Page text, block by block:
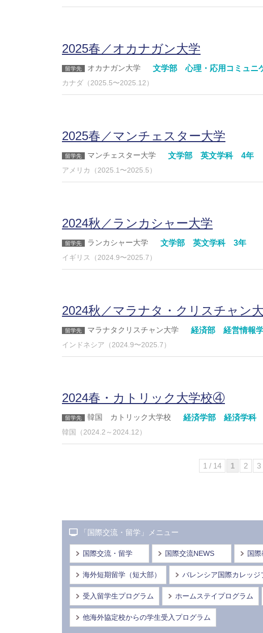
2025春／オカナガン大学
オカナガン大学 文学部 心理・応用コミュニ
カナダ（2025.5〜2025.12）
2025春／マンチェスター大学
マンチェスター大学 文学部 英文学科 4年
アメリカ（2025.1〜2025.5）
2024秋／ランカシャー大学
ランカシャー大学 文学部 英文学科 3年
イギリス（2024.9〜2025.7）
2024秋／マラナタ・クリスチャン
マラナタクリスチャン大学 経済部 経営情報
インドネシア（2024.9〜2025.7）
2024春・カトリック大学校④
韓国 カトリック大学校 経済学部 経済学科
韓国（2024.2～2024.12）
1 / 14 1 2 3
「国際交流・留学」メニュー
国際交流・留学 国際交流NEWS 国
海外短期留学（短大部） バレンシア国際カレッジ
受入留学生プログラム ホームステイプログラム
他海外協定校からの学生受入プログラム